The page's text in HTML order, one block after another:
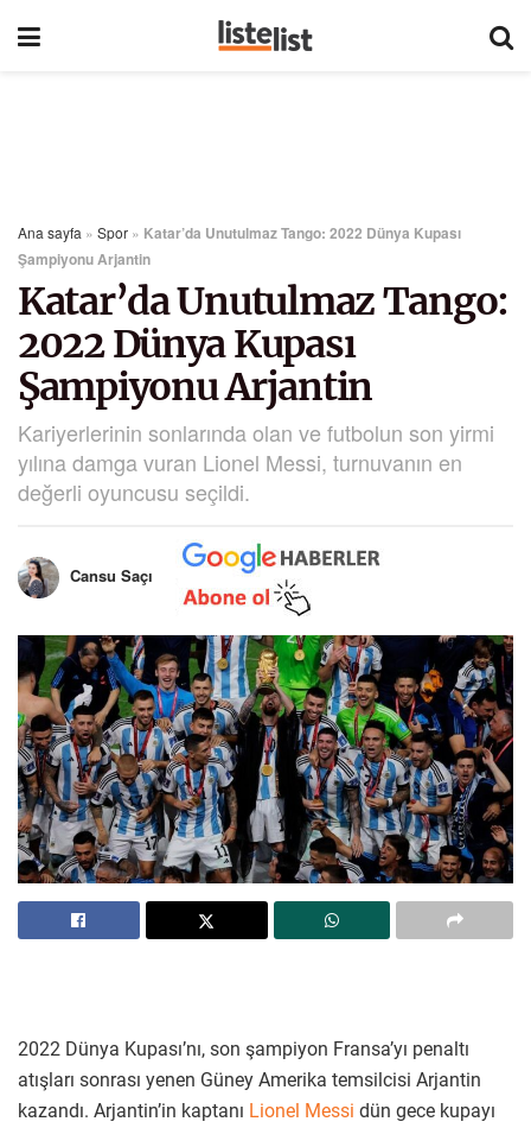
Ana sayfa » Spor » Katar’da Unutulmaz Tango: 2022 Dünya Kupası
Şampiyonu Arjantin
Katar’da Unutulmaz Tango:
2022 Dünya Kupası
Şampiyonu Arjantin
Kariyerlerinin sonlarında olan ve futbolun son yirmi
yılına damga vuran Lionel Messi, turnuvanın en
değerli oyuncusu seçildi.
Cansu Saçı
2022 Dünya Kupası’nı, son şampiyon Fransa’yı penaltı
atışları sonrası yenen Güney Amerika temsilcisi Arjantin
kazandı. Arjantin’in kaptanı Lionel Messi dün gece kupayı